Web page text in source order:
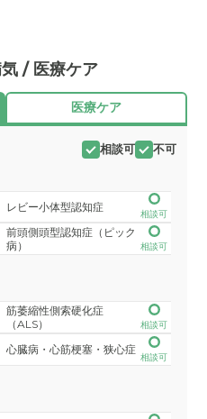
/ 医療ケア
医療ケア
相談可 不可
レビー小体型認知症
相談可
前頭側頭型認知症（ピック
病）
相談可
筋萎縮性側索硬化症
（ALS）
相談可
心臓病・心筋梗塞・狭心症
相談可